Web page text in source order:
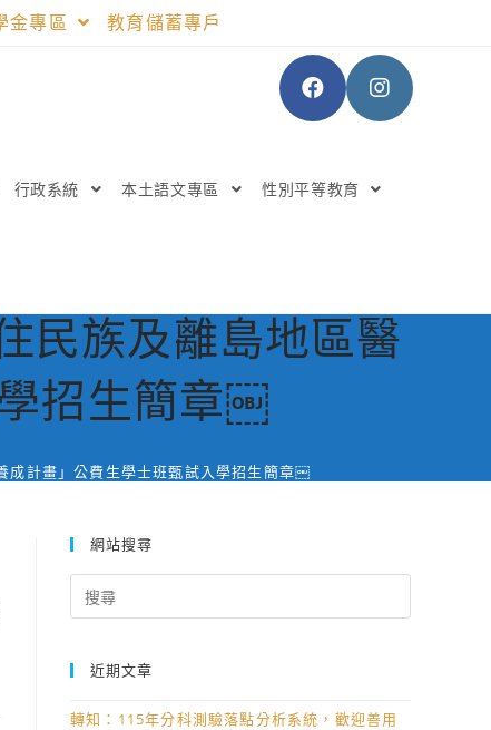
金專區 教育儲蓄專戶
行政系統 本土語文專區 性別平等教育
民族及離島地區醫
招生簡章￼
成計畫」公費生學士班甄試入學招生簡章￼
網站搜尋
for:
近期文章
轉知：115年分科測驗落點分析系統，歡迎善用